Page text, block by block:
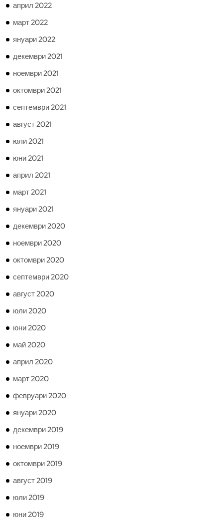
април 2022
март 2022
януари 2022
декември 2021
ноември 2021
октомври 2021
септември 2021
август 2021
юли 2021
юни 2021
април 2021
март 2021
януари 2021
декември 2020
ноември 2020
октомври 2020
септември 2020
август 2020
юли 2020
юни 2020
май 2020
април 2020
март 2020
февруари 2020
януари 2020
декември 2019
ноември 2019
октомври 2019
август 2019
юли 2019
юни 2019